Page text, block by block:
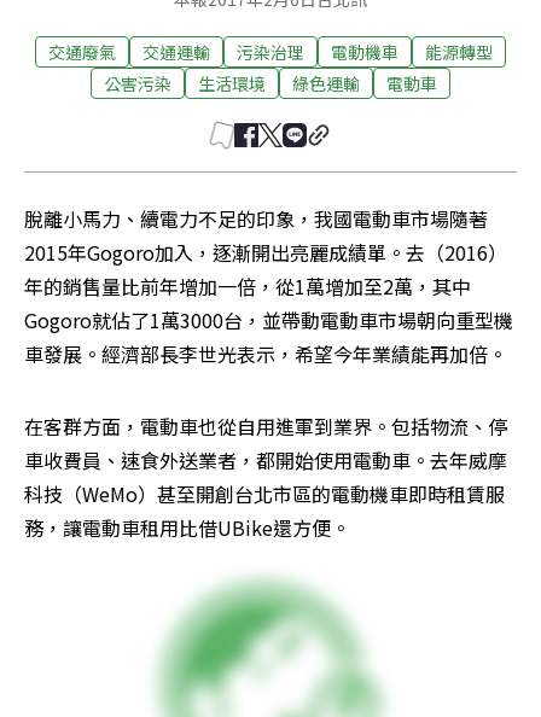
交通廢氣 交通運輸 污染治理 電動機車
能源轉型
公害污染
生活環境 綠色運輸 電動車
脫離小馬力、續電力不足的印象，我國電動車市場隨著
2015年Gogoro加入，逐漸開出亮麗成績單。去（2016）
年的銷售量比前年增加一倍，從1萬增加至2萬，其中
Gogoro就佔了1萬3000台，並帶動電動車市場朝向重型機
車發展。經濟部長李世光表示，希望今年業績能再加倍。
在客群方面，電動車也從自用進軍到業界。包括物流、停
車收費員、速食外送業者，都開始使用電動車。去年威摩
科技（WeMo）甚至開創台北市區的電動機車即時租賃服
務，讓電動車租用比借UBike還方便。